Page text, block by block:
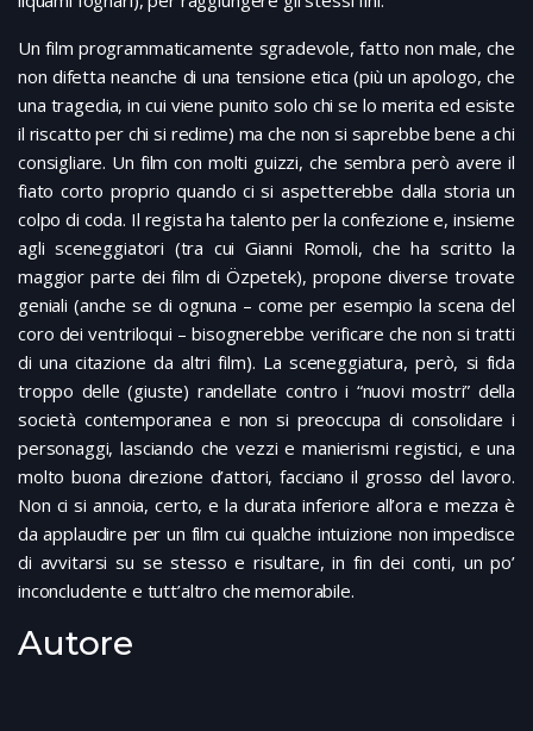
Un film programmaticamente sgradevole, fatto non male, che
non difetta neanche di una tensione etica (più un apologo, che
una tragedia, in cui viene punito solo chi se lo merita ed esiste
il riscatto per chi si redime) ma che non si saprebbe bene a chi
consigliare. Un film con molti guizzi, che sembra però avere il
fiato corto proprio quando ci si aspetterebbe dalla storia un
colpo di coda. Il regista ha talento per la confezione e, insieme
agli sceneggiatori (tra cui Gianni Romoli, che ha scritto la
maggior parte dei film di Özpetek), propone diverse trovate
geniali (anche se di ognuna – come per esempio la scena del
coro dei ventriloqui – bisognerebbe verificare che non si tratti
di una citazione da altri film). La sceneggiatura, però, si fida
troppo delle (giuste) randellate contro i “nuovi mostri” della
società contemporanea e non si preoccupa di consolidare i
personaggi, lasciando che vezzi e manierismi registici, e una
molto buona direzione d’attori, facciano il grosso del lavoro.
Non ci si annoia, certo, e la durata inferiore all’ora e mezza è
da applaudire per un film cui qualche intuizione non impedisce
di avvitarsi su se stesso e risultare, in fin dei conti, un po’
inconcludente e tutt’altro che memorabile.
Autore